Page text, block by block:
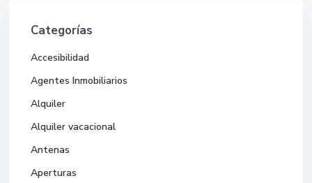
Categorías
Accesibilidad
Agentes Inmobiliarios
Alquiler
Alquiler vacacional
Antenas
Aperturas